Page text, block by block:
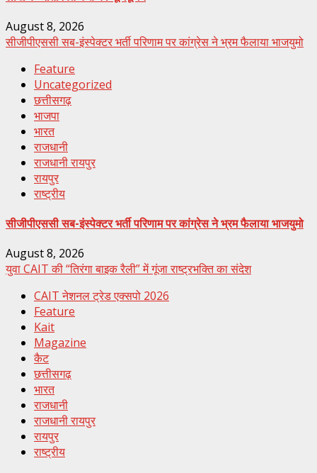
August 8, 2026
सीजीपीएससी सब-इंस्पेक्टर भर्ती परिणाम पर कांग्रेस ने भ्रम फैलाया भाजयुमो
Feature
Uncategorized
छत्तीसगढ़
भाजपा
भारत
राजधानी
राजधानी रायपुर
रायपुर
राष्ट्रीय
सीजीपीएससी सब-इंस्पेक्टर भर्ती परिणाम पर कांग्रेस ने भ्रम फैलाया भाजयुमो
August 8, 2026
युवा CAIT की “तिरंगा बाइक रैली” में गूंजा राष्ट्रभक्ति का संदेश
CAIT नेशनल ट्रेड एक्सपो 2026
Feature
Kait
Magazine
कैट
छत्तीसगढ़
भारत
राजधानी
राजधानी रायपुर
रायपुर
राष्ट्रीय